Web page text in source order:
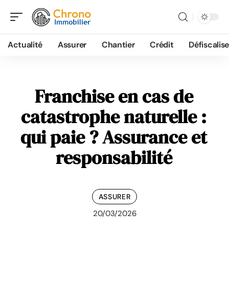
Actualité Assurer Chantier Crédit
Franchise en cas de
catastrophe naturelle :
qui paie ? Assurance et
responsabilité
ASSURER
20/03/2026